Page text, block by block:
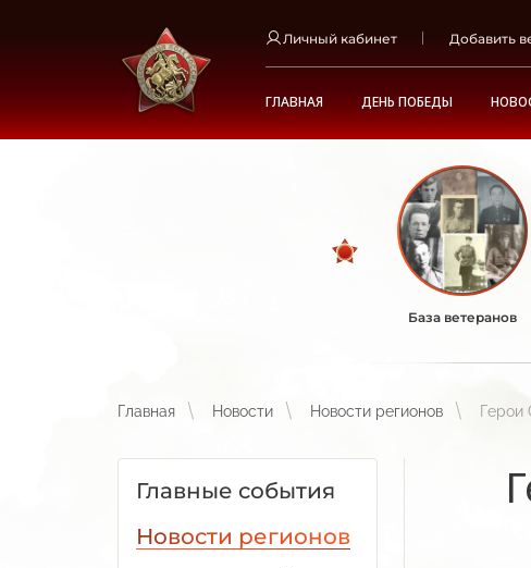
Личный кабинет Добавить
ГЛАВНАЯ ДЕНЬ ПОБЕДЫ
База ветеранов
Главная Новости Новости регионов Герои
Главные события
Новости регионов